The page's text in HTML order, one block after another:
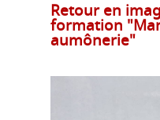
Retour en
formation
aumônerie"